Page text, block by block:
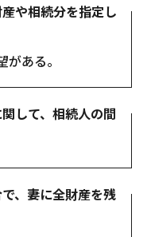
や相続分を指定し
えたい」や「妻
ある。
して、相続人の間
、妻に全財産を残
、相続人になる